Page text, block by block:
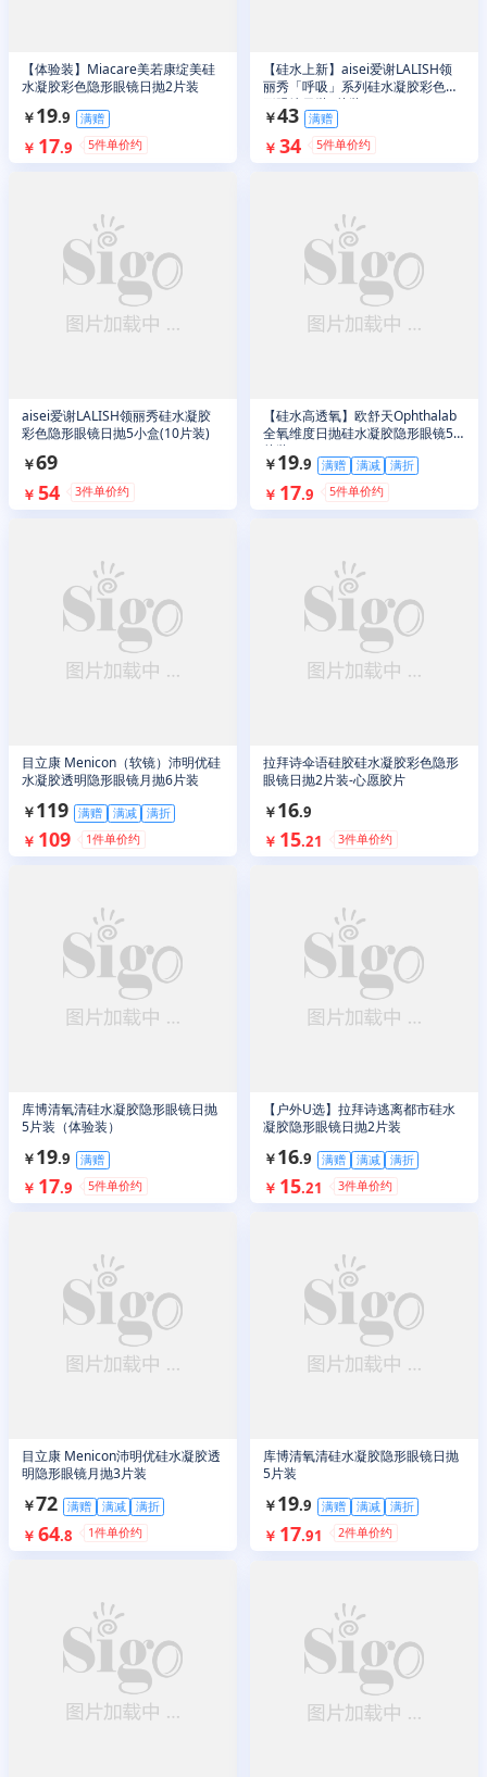
【体验装】Miacare美若康绽美硅
水凝胶彩色隐形眼镜日抛2片装
￥19.9 满赠
￥ 17.9 5件单价约
【硅水上新】aisei爱谢LALISH领
丽秀「呼吸」系列硅水凝胶彩色隐
形眼镜日抛6片装
￥43 满赠
￥ 34 5件单价约
aisei爱谢LALISH领丽秀硅水凝胶
彩色隐形眼镜日抛5小盒(10片装)
￥69
￥ 54 3件单价约
【硅水高透氧】欧舒天Ophthalab
全氧维度日抛硅水凝胶隐形眼镜5
片装
￥19.9 满赠 满减 满折
￥ 17.9 5件单价约
目立康 Menicon（软镜）沛明优硅
水凝胶透明隐形眼镜月抛6片装
￥119 满赠 满减 满折
￥ 109 1件单价约
拉拜诗伞语硅胶硅水凝胶彩色隐形
眼镜日抛2片装-心愿胶片
￥16.9
￥ 15.21 3件单价约
库博清氧清硅水凝胶隐形眼镜日抛
5片装（体验装）
￥19.9 满赠
￥ 17.9 5件单价约
【户外U选】拉拜诗逃离都市硅水
凝胶隐形眼镜日抛2片装
￥16.9 满赠 满减 满折
￥ 15.21 3件单价约
目立康 Menicon沛明优硅水凝胶透
明隐形眼镜月抛3片装
￥72 满赠 满减 满折
￥ 64.8 1件单价约
库博清氧清硅水凝胶隐形眼镜日抛
5片装
￥19.9 满赠 满减 满折
￥ 17.91 2件单价约